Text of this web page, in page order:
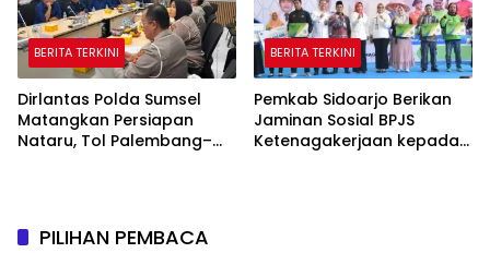
BERITA TERKINI
Dirlantas Polda Sumsel
Matangkan Persiapan
Nataru, Tol Palembang–
BERITA TERKINI
Pemkab Sidoarjo Berikan
Jaminan Sosial BPJS
Ketenagakerjaan kepada
PILIHAN PEMBACA